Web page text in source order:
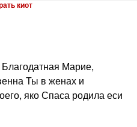
киот
Марие,
Ты в женах и
яко Спаса родила еси